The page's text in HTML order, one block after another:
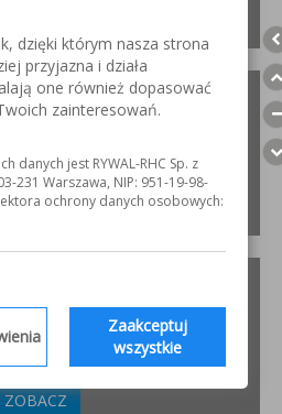
XIRIS.PL
spawalnicze do badania jakości
ZOBACZ
dla przemysłu
ZOBACZ
dzięki którym nasza strona
przyjazna i działa
one również dopasować
zainteresowań.
danych jest RYWAL-RHC Sp. z
231 Warszawa, NIP: 951-19-98-
ochrony danych osobowych:
Zaakceptuj
wszystkie